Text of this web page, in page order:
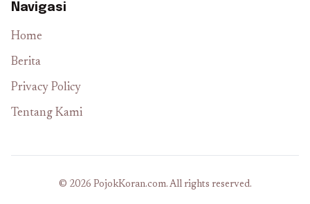
Navigasi
Home
Berita
Privacy Policy
Tentang Kami
© 2026 PojokKoran.com. All rights reserved.